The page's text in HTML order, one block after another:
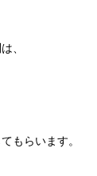
、
もらいます。